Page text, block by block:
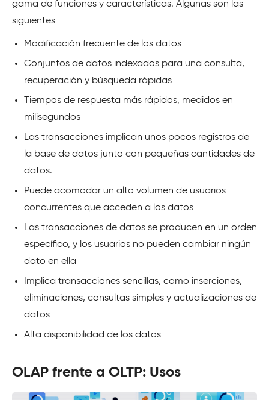
gama de funciones y características. Algunas son las
siguientes
Modificación frecuente de los datos
Conjuntos de datos indexados para una consulta,
recuperación y búsqueda rápidas
Tiempos de respuesta más rápidos, medidos en
milisegundos
Las transacciones implican unos pocos registros de
la base de datos junto con pequeñas cantidades de
datos.
Puede acomodar un alto volumen de usuarios
concurrentes que acceden a los datos
Las transacciones de datos se producen en un orden
específico, y los usuarios no pueden cambiar ningún
dato en ella
Implica transacciones sencillas, como inserciones,
eliminaciones, consultas simples y actualizaciones de
datos
Alta disponibilidad de los datos
OLAP frente a OLTP: Usos